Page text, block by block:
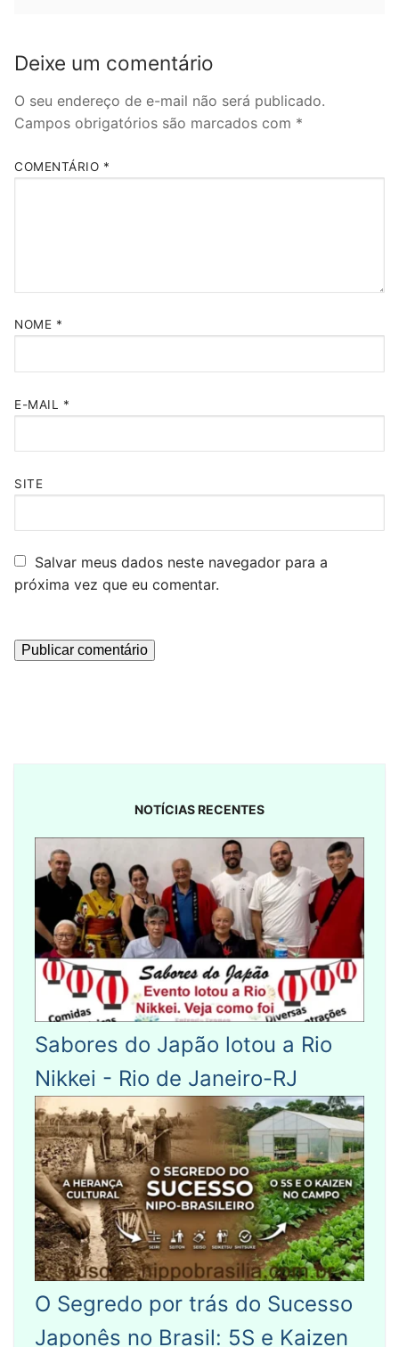
Deixe um comentário
O seu endereço de e-mail não será publicado.
Campos obrigatórios são marcados com *
COMENTÁRIO *
NOME *
E-MAIL *
SITE
Salvar meus dados neste navegador para a
próxima vez que eu comentar.
NOTÍCIAS RECENTES
Sabores do Japão lotou a Rio
Nikkei - Rio de Janeiro-RJ
O Segredo por trás do Sucesso
Japonês no Brasil: 5S e Kaizen